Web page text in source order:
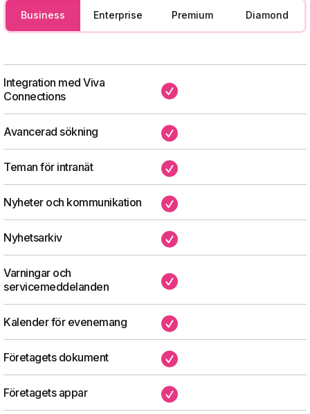
Business Enterprise Premium Diamond
Integration med Viva
Connections
✔
Avancerad sökning ✔
Teman för intranät ✔
Nyheter och kommunikation ✔
Nyhetsarkiv ✔
Varningar och
servicemeddelanden
✔
Kalender för evenemang ✔
Företagets dokument ✔
Företagets appar ✔